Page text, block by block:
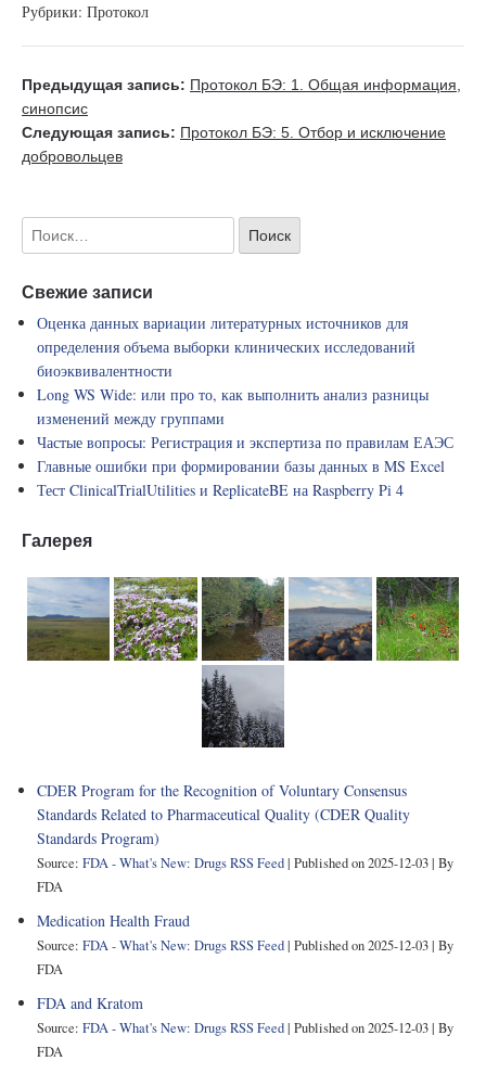
Рубрики: Протокол
Предыдущая запись: Протокол БЭ: 1. Общая информация,
синопсис
Следующая запись: Протокол БЭ: 5. Отбор и исключение
добровольцев
Свежие записи
Оценка данных вариации литературных источников для
определения объема выборки клинических исследований
биоэквивалентности
Long WS Wide: или про то, как выполнить анализ разницы
изменений между группами
Частые вопросы: Регистрация и экспертиза по правилам ЕАЭС
Главные ошибки при формировании базы данных в MS Excel
Тест ClinicalTrialUtilities и ReplicateBE на Raspberry Pi 4
Галерея
CDER Program for the Recognition of Voluntary Consensus
Standards Related to Pharmaceutical Quality (CDER Quality
Standards Program)
Source: FDA - What's New: Drugs RSS Feed Published on 2025-12-03 By
FDA
Medication Health Fraud
Source: FDA - What's New: Drugs RSS Feed Published on 2025-12-03 By
FDA
FDA and Kratom
Source: FDA - What's New: Drugs RSS Feed Published on 2025-12-03 By
FDA